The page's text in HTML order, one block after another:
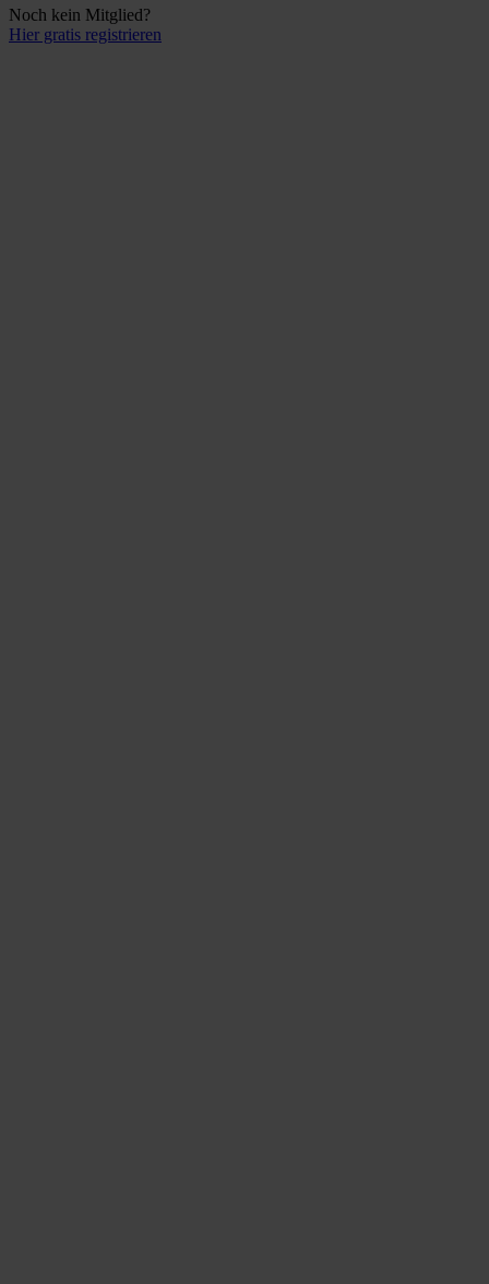
Noch kein Mitglied?
Hier gratis registrieren